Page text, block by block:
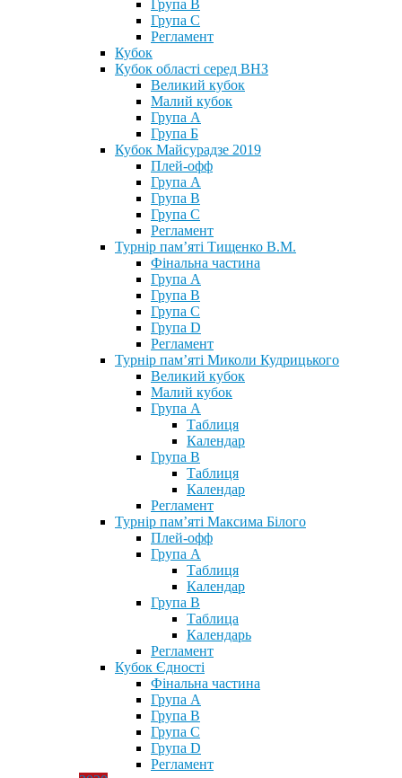
Група В
Група С
Регламент
Кубок
Кубок області серед ВНЗ
Великий кубок
Малий кубок
Група А
Група Б
Кубок Майсурадзе 2019
Плей-офф
Група А
Група В
Група С
Регламент
Турнір пам’яті Тищенко В.М.
Фінальна частина
Група А
Група В
Група С
Група D
Регламент
Турнір пам’яті Миколи Кудрицького
Великий кубок
Малий кубок
Група А
Таблиця
Календар
Група В
Таблиця
Календар
Регламент
Турнір пам’яті Максима Білого
Плей-офф
Група А
Таблиця
Календар
Група В
Таблица
Календарь
Регламент
Кубок Єдності
Фінальна частина
Група А
Група В
Група С
Група D
Регламент